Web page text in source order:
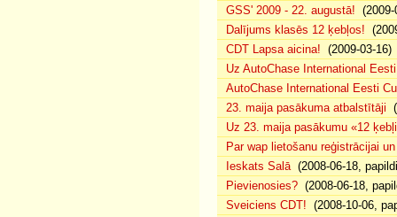
GSS' 2009 - 22. augustā! (2009-
Dalījums klasēs 12 ķebļos!
CDT Lapsa aicina! (2009-03-16)
Uz AutoChase International
AutoChase International Eesti
23. maija pasākuma atbalstītāji
Uz 23. maija pasākumu «12
Par wap lietošanu reģistrācijai
Ieskats Salā(2008-06-18,
Pievienosies? (2008-06-18,
Sveiciens CDT! (2008-10-06,